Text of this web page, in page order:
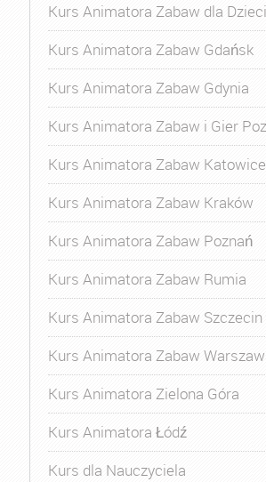
Kurs Animatora Zabaw dla
Kurs Animatora Zabaw Gdańsk
Kurs Animatora Zabaw Gdynia
Kurs Animatora Zabaw i Gier
Kurs Animatora Zabaw Katowice
Kurs Animatora Zabaw Kraków
Kurs Animatora Zabaw Poznań
Kurs Animatora Zabaw Rumia
Kurs Animatora Zabaw Szczecin
Kurs Animatora Zabaw
Kurs Animatora Zielona Góra
Kurs Animatora Łódź
Kurs dla Nauczyciela